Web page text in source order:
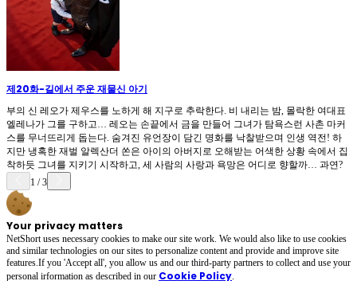
제20화-길에서 주운 재물신 아기
부의 신 레오가 제우스를 노하게 해 지구로 추락한다. 비 내리는 밤, 몰락한 여대표
엘레나가 그를 구하고… 레오는 손끝에서 금을 만들어 그녀가 탐욕스런 사촌 마커
스를 무너뜨리게 돕는다. 숨겨진 유언장이 담긴 명화를 낙찰받으며 인생 역전! 하
지만 냉혹한 재벌 알렉산더 쏜은 아이의 아버지로 오해받는 어색한 상황 속에서 집
착하듯 그녀를 지키기 시작하고, 세 사람의 사랑과 욕망은 어디로 향할까… 과연?
1 /3
Your privacy matters
NetShort uses necessary cookies to make our site work. We would also like to use cookies
and similar technologies on our sites to personalize content and provide and improve site
features.If you 'Accept all', you allow us and our third-party partners to collect and use your
personal irformation as described in our Cookie Policy.